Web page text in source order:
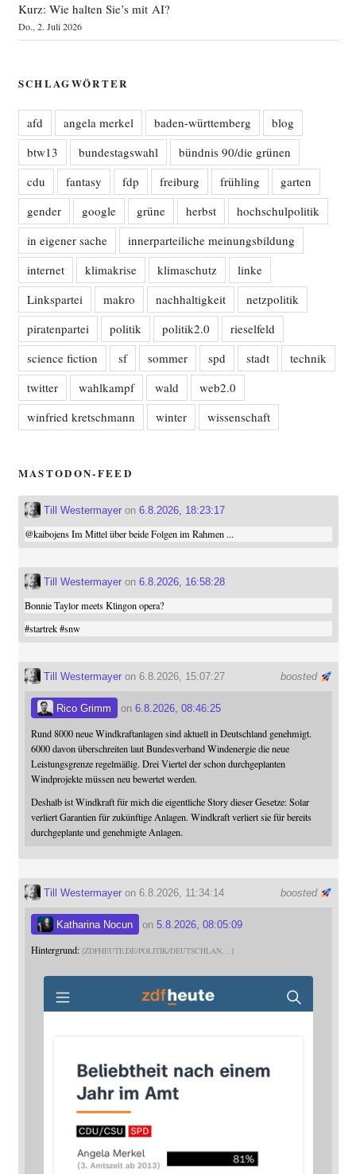
Kurz: Wie halten Sie’s mit AI?
Do., 2. Juli 2026
SCHLAGWÖRTER
afd angela merkel baden-württemberg
blog
btw13
bundestagswahl
bündnis 90/die grünen
cdu
fantasy fdp freiburg frühling
garten
gender
google grüne herbst
hochschulpolitik
in eigener sache
innerparteiliche meinungsbildung
internet
klimakrise klimaschutz
linke
Linkspartei
makro nachhaltigkeit
netzpolitik
piratenpartei
politik politik2.0
rieselfeld
science fiction
sf sommer spd stadt
technik
twitter
wahlkampf wald
web2.0
winfried kretschmann
winter wissenschaft
MASTODON-FEED
Till Westermayeron 6.8.2026, 18:23:17
@kaibojensIm Mittel über beide Folgen im Rahmen ...
Till Westermayeron 6.8.2026, 16:58:28
Bonnie Taylor meets Klingon opera?
#startrek #snw
boosted
Till Westermayeron 6.8.2026, 15:07:27
Rico Grimm on 6.8.2026, 08:46:25
Rund 8000 neue Windkraftanlagen sind aktuell in Deutschland genehmigt.
6000 davon überschreiten laut Bundesverband Windenergie die neue
Leistungsgrenze regelmäßig. Drei Viertel der schon durchgeplanten
Windprojekte müssen neu bewertet werden.
Deshalb ist Windkraft für mich die eigentliche Story dieser Gesetze: Solar
verliert Garantien für zukünftige Anlagen. Windkraft verliert sie für bereits
durchgeplante und genehmigte Anlagen.
boosted
Till Westermayeron 6.8.2026, 11:34:14
Katharina Nocun on 5.8.2026, 08:05:09
Hintergrund: ZDFHEUTE.DE/POLITIK/DEUTSCHLAN